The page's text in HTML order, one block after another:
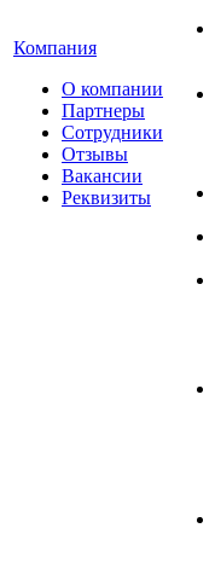
Компания
О компании
Партнеры
Сотрудники
Отзывы
Вакансии
Реквизиты